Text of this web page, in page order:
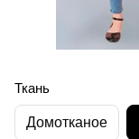
Ткань
Домотканое